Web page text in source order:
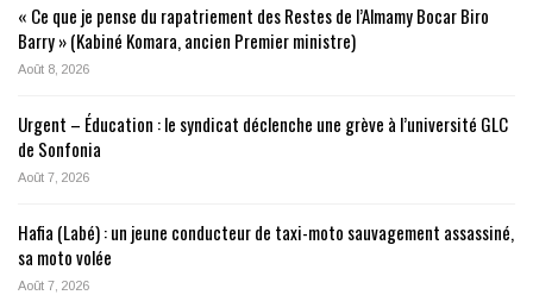
« Ce que je pense du rapatriement des Restes de l’Almamy Bocar Biro
Barry » (Kabiné Komara, ancien Premier ministre)
Août 8, 2026
Urgent – Éducation : le syndicat déclenche une grève à l’université GLC
de Sonfonia
Août 7, 2026
Hafia (Labé) : un jeune conducteur de taxi-moto sauvagement assassiné,
sa moto volée
Août 7, 2026